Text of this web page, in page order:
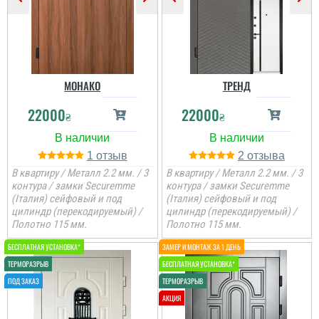
Дмитро
Дуже задоволений.
Ігор
МОНАКО
22000₴
1
В квартиру / Металл 2.2 мм. / 3
контура / замки Securemme
(Італия) сейфовый и под
цилиндр (перекодируемый) /
Полотно 115 мм.
ТРЕНД
22000₴
2
В квартиру / Металл 2.2 мм. / 3
контура / замки Securemme
(Італия) сейфовый и под
цилиндр (перекодируемый) /
Полотно 115 мм.